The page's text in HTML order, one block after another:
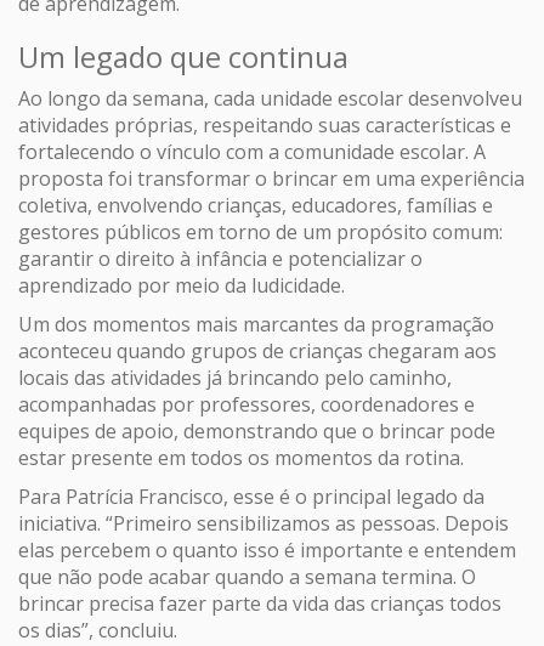
Um legado que continua
Ao longo da semana, cada unidade escolar desenvolveu
atividades próprias, respeitando suas características e
fortalecendo o vínculo com a comunidade escolar. A
proposta foi transformar o brincar em uma experiência
coletiva, envolvendo crianças, educadores, famílias e
gestores públicos em torno de um propósito comum:
garantir o direito à infância e potencializar o
aprendizado por meio da ludicidade.
Um dos momentos mais marcantes da programação
aconteceu quando grupos de crianças chegaram aos
locais das atividades já brincando pelo caminho,
acompanhadas por professores, coordenadores e
equipes de apoio, demonstrando que o brincar pode
estar presente em todos os momentos da rotina.
Para Patrícia Francisco, esse é o principal legado da
iniciativa. “Primeiro sensibilizamos as pessoas. Depois
elas percebem o quanto isso é importante e entendem
que não pode acabar quando a semana termina. O
brincar precisa fazer parte da vida das crianças todos
os dias”, concluiu.